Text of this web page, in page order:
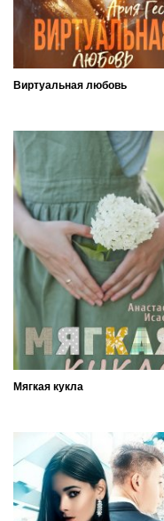
Виртуальная любовь
Мягкая кукла